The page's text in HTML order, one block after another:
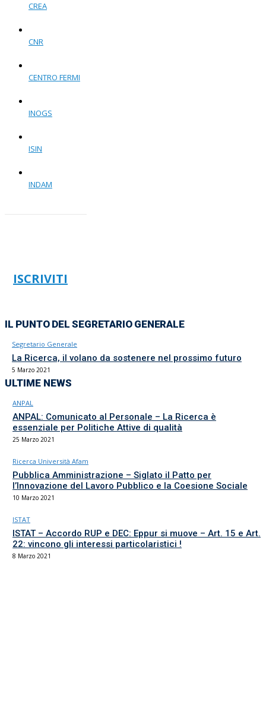
CREA
CNR
CENTRO FERMI
INOGS
ISIN
INDAM
ISCRIVITI
IL PUNTO DEL SEGRETARIO GENERALE
Segretario Generale
La Ricerca, il volano da sostenere nel prossimo futuro
5 Marzo 2021
ULTIME NEWS
ANPAL
ANPAL: Comunicato al Personale – La Ricerca è
essenziale per Politiche Attive di qualità
25 Marzo 2021
Ricerca Università Afam
Pubblica Amministrazione – Siglato il Patto per
l’Innovazione del Lavoro Pubblico e la Coesione Sociale
10 Marzo 2021
ISTAT
ISTAT – Accordo RUP e DEC: Eppur si muove – Art. 15 e Art.
22: vincono gli interessi particolaristici !
8 Marzo 2021